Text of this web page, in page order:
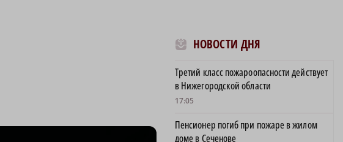
НОВОСТИ ДНЯ
Третий класс пожароопасности действует
в Нижегородской области
17:05
Пенсионер погиб при пожаре в жилом
доме в Сеченове